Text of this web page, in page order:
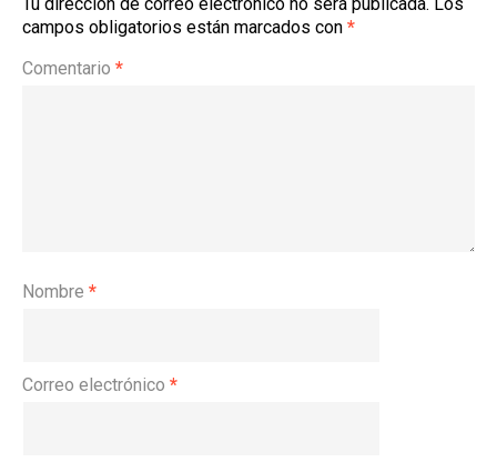
campos obligatorios están marcados con *
Comentario *
Nombre *
Correo electrónico *